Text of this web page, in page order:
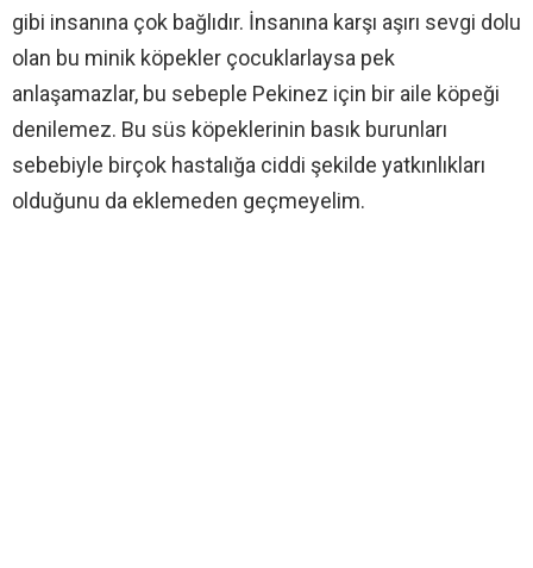
gibi insanına çok bağlıdır. İnsanına karşı aşırı sevgi dolu
olan bu minik köpekler çocuklarlaysa pek
anlaşamazlar, bu sebeple Pekinez için bir aile köpeği
denilemez. Bu süs köpeklerinin basık burunları
sebebiyle birçok hastalığa ciddi şekilde yatkınlıkları
olduğunu da eklemeden geçmeyelim.